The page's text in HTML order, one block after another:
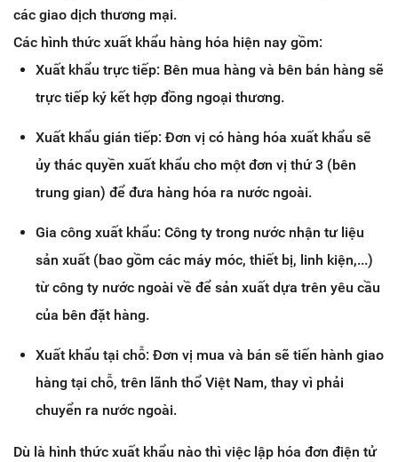
các giao dịch thương mại.
Các hình thức xuất khẩu hàng hóa hiện nay gồm:
Xuất khẩu trực tiếp: Bên mua hàng và bên bán hàng sẽ
trực tiếp ký kết hợp đồng ngoại thương.
Xuất khẩu gián tiếp: Đơn vị có hàng hóa xuất khẩu sẽ
ủy thác quyền xuất khẩu cho một đơn vị thứ 3 (bên
trung gian) để đưa hàng hóa ra nước ngoài.
Gia công xuất khẩu: Công ty trong nước nhận tư liệu
sản xuất (bao gồm các máy móc, thiết bị, linh kiện,...)
từ công ty nước ngoài về để sản xuất dựa trên yêu cầu
của bên đặt hàng.
Xuất khẩu tại chỗ: Đơn vị mua và bán sẽ tiến hành giao
hàng tại chỗ, trên lãnh thổ Việt Nam, thay vì phải
chuyển ra nước ngoài.
Dù là hình thức xuất khẩu nào thì việc lập hóa đơn điện tử